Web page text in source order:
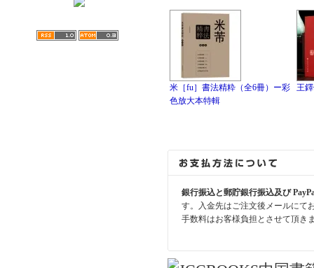
米［fu］書法精粋（全6冊）ー彩
色放大本特輯
王
銀行振込と郵貯銀行振込及び
す。入金先はご注文後メールにて
手数料はお客様負担とさせて頂き